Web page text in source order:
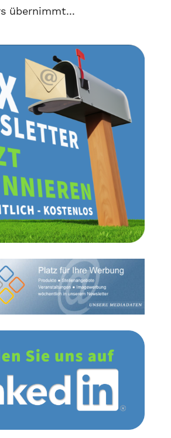
übernimmt...